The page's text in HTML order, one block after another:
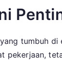
tumbuh
pekerjaan,